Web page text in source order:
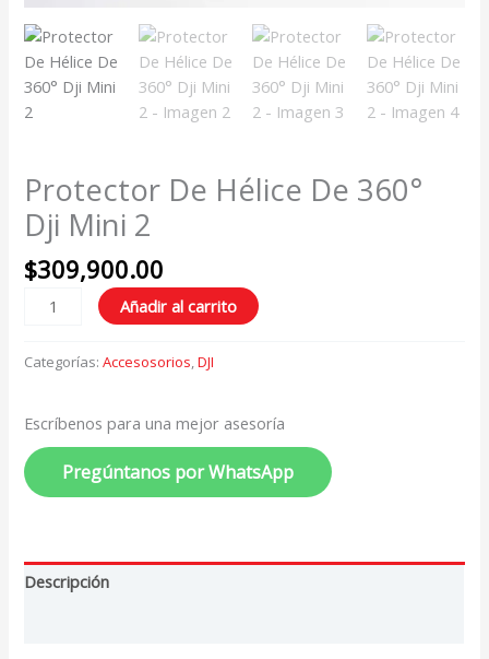
Protector De Hélice De 360°
Dji Mini 2
$309,900.00
Añadir al carrito
Categorías:Accesosorios,DJI
Escríbenos para una mejor asesoría
Pregúntanos por WhatsApp
Descripción